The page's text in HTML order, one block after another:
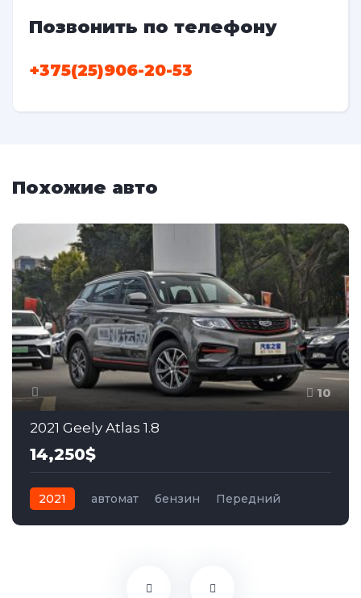
Позвонить по телефону
+375(25)906-20-53
Похожие авто
10
2021 Geely Atlas 1.8
14,250$
2021 автомат бензин Передний